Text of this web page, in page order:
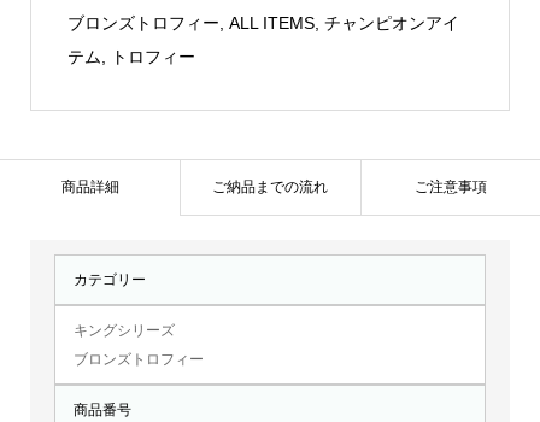
ン
4509
ブロンズトロフィー ALL ITEMS, チャンピオンアイ
テム
トロフィー
商品詳細 ご納品までの流れ ご注意事項
カテゴリー
キングシリーズ
ブロンズトロフィー
商品番号